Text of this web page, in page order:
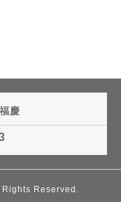
慶
Rights Reserved.